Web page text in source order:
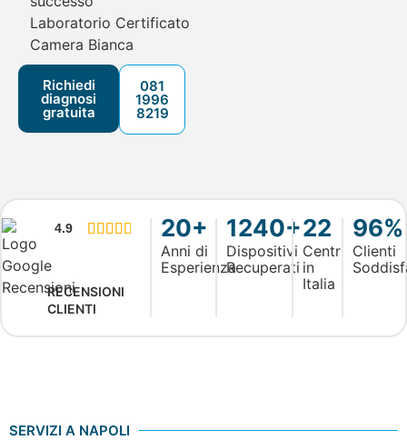
Laboratorio Certificato
Camera Bianca
Richiedi
diagnosi
gratuita
081
1996
8219
4.9     
RECENSIONI
CLIENTI
20+
Anni di
Esperienza
1240+
Dispositivi
Recuperati
22
Centri
in
Italia
96%
Clienti
SERVIZI A NAPOLI